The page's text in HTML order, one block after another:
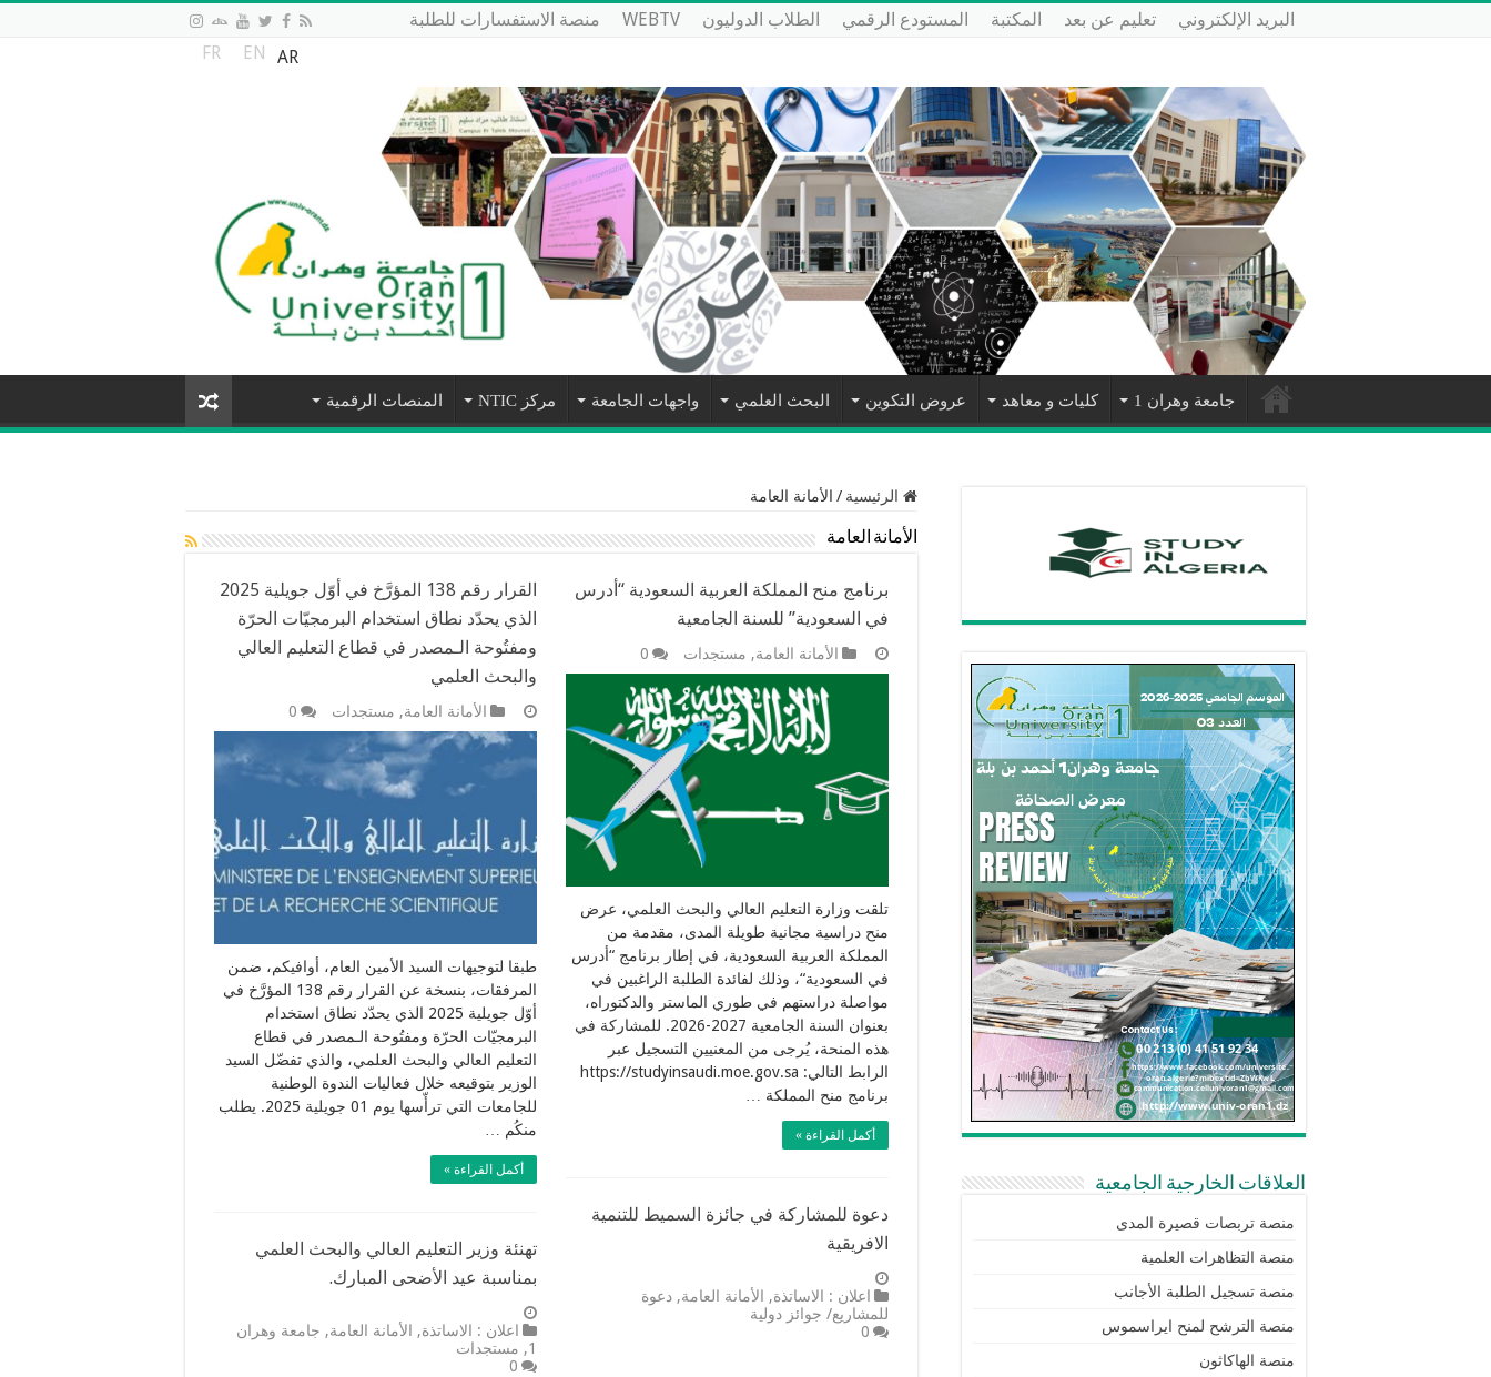
البريد الإلكتروني تعليم عن بعد المكتبة المستودع الرقمي الطلاب الدوليون WEBTV
منصة الاستفسارات للطلبة
AR
EN
FR
جامعة وهران 1 كليات و معاهد عروض التكوين البحث العلمي واجهات الجامعة مركز NTIC المنصات الرقمية
الرئيسية / الأمانة العامة
الأمانة العامة
برنامج منح المملكة العربية السعودية “أدرس
في السعودية” للسنة الجامعية
الأمانة العامة, مستجدات 0
تلقت وزارة التعليم العالي والبحث العلمي، عرض
منح دراسية مجانية طويلة المدى، مقدمة من
المملكة العربية السعودية، في إطار برنامج “أدرس
في السعودية“، وذلك لفائدة الطلبة الراغبين في
مواصلة دراستهم في طوري الماستر والدكتوراه،
بعنوان السنة الجامعية 2027-2026. للمشاركة في
هذه المنحة، يُرجى من المعنيين التسجيل عبر
الرابط التالي: https://studyinsaudi.moe.gov.sa
برنامج منح المملكة …
أكمل القراءة »
القرار رقم 138 المؤرَّخ في أوّل جويلية 2025
الذي يحدّد نطاق استخدام البرمجيّات الحرّة
ومفتُوحة الـمصدر في قطاع التعليم العالي
والبحث العلمي
الأمانة العامة, مستجدات 0
طبقا لتوجيهات السيد الأمين العام، أوافيكم، ضمن
المرفقات، بنسخة عن القرار رقم 138 المؤرَّخ في
أوّل جويلية 2025 الذي يحدّد نطاق استخدام
البرمجيّات الحرّة ومفتُوحة الـمصدر في قطاع
التعليم العالي والبحث العلمي، والذي تفضّل السيد
الوزير بتوقيعه خلال فعاليات الندوة الوطنية
للجامعات التي ترأّسها يوم 01 جويلية 2025. يطلب
منكُم …
أكمل القراءة »
دعوة للمشاركة في جائزة السميط للتنمية
الافريقية
اعلان : الاساتذة, الأمانة العامة,دعوة
للمشاريع/ جوائز دولية
0
تهنئة وزير التعليم العالي والبحث العلمي
بمناسبة عيد الأضحى المبارك.
اعلان : الاساتذة, الأمانة العامة, جامعة وهران
1
, مستجدات
0
العلاقات الخارجية الجامعية
منصة تربصات قصيرة المدى
منصة التظاهرات العلمية
منصة تسجيل الطلبة الأجانب
منصة الترشح لمنح ايراسموس
منصة الهاكاثون